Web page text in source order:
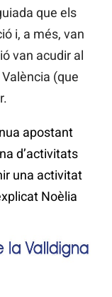
que els
i, a més, van
van acudir al
(que
apostant
d’activitats
una activitat
Noèlia